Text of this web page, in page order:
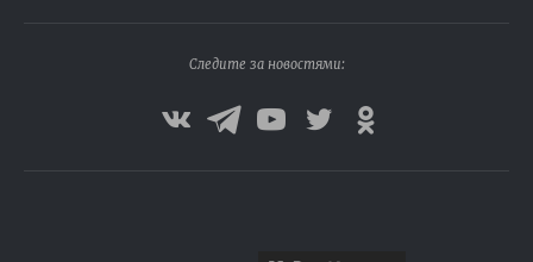
Следите за новостями: